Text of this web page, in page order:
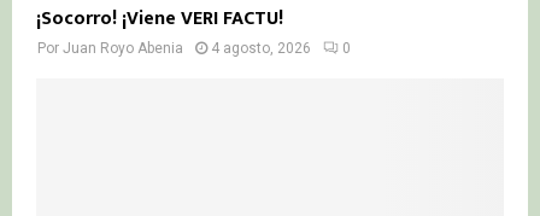
¡Socorro! ¡Viene VERI FACTU!
Por Juan Royo Abenia 4 agosto, 2026 0